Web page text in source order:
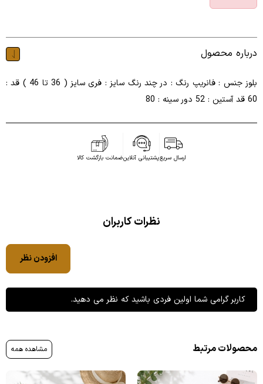
درباره محصول
بلوز جنس : فانریپ رنگ : در چند رنگ سایز : فری سایز ( 36 تا 46 ) قد :
60 قد آستین : 52 دور سینه : 80
ارسال سریعپشتیبانی آنلاینضمانت بازگشت کالا
نظرات کاربران
افزودن نظر
کاربر گرامی شما اولین فردی باشید که نظر می دهید.
محصولات مرتبط مشاهده همه